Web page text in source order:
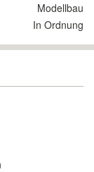
Modellbau
In Ordnung